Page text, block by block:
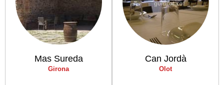
Mas Sureda
Girona
Can Jordà
Olot